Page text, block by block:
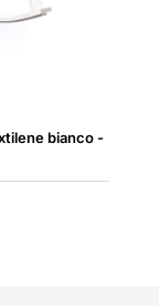
bianco -